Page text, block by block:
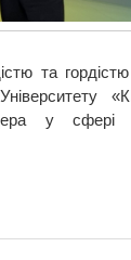
та
у сфері